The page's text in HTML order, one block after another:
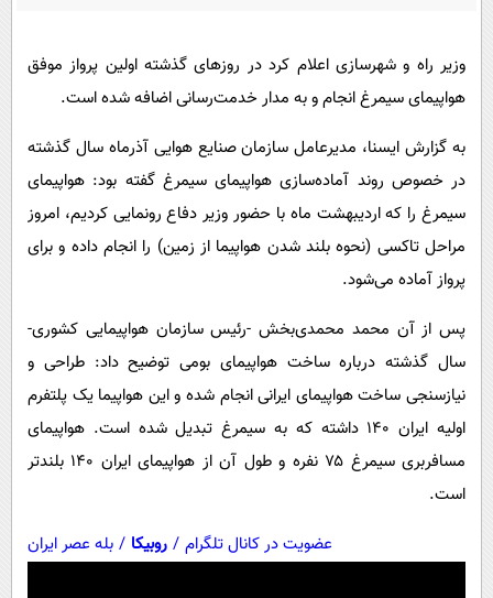
فناوری
حوادث
محیط زیست
سلامت
بین الملل
اجتماعی
حیات وحش
سیاست خارجی
روانشناسی
دانلود
وزیر راه و شهرسازی اعلام کرد در روزهای گذشته اولین پرواز موفق
هواپیمای سیمرغ انجام و به مدار خدمت‌رسانی اضافه شده است.
به گزارش ایسنا، مدیرعامل سازمان صنایع هوایی آذرماه سال گذشته
در خصوص روند آماده‌سازی هواپیمای سیمرغ گفته بود: هواپیمای
سیمرغ را که اردیبهشت ماه با حضور وزیر دفاع رونمایی کردیم، امروز
مراحل تاکسی (نحوه بلند شدن هواپیما از زمین) را انجام داده و برای
پرواز آماده می‌شود.
پس از آن محمد محمدی‌بخش -رئیس سازمان هواپیمایی کشوری-
سال گذشته درباره ساخت هواپیمای بومی توضیح داد: طراحی و
نیازسنجی ساخت هواپیمای ایرانی انجام شده و این هواپیما یک پلتفرم
اولیه ایران ۱۴۰ داشته که به سیمرغ تبدیل شده است. هواپیمای
مسافربری سیمرغ ۷۵ نفره و طول آن از هواپیمای ایران ۱۴۰ بلندتر
است.
عضویت در کانال تلگرام / روبیکا / بله عصر ایران